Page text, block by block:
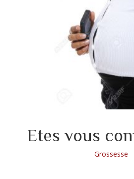
Etes vous
Grossesse